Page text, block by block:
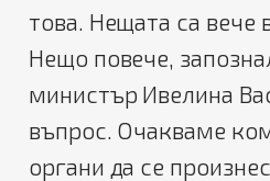
това. Нещата са вече
Нещо повече,
министър Ивелина
въпрос. Очакваме
органи да се